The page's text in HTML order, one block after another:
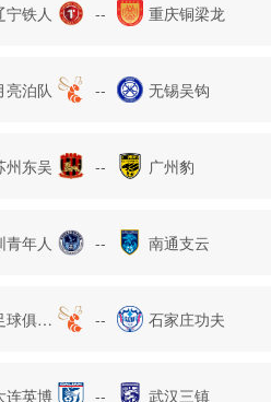
宁铁人 -- 重庆铜梁龙
亮泊队 -- 无锡吴钩
州东吴 -- 广州豹
青年人 -- 南通支云
球俱乐
部
-- 石家庄功夫
连英博 -- 武汉三镇